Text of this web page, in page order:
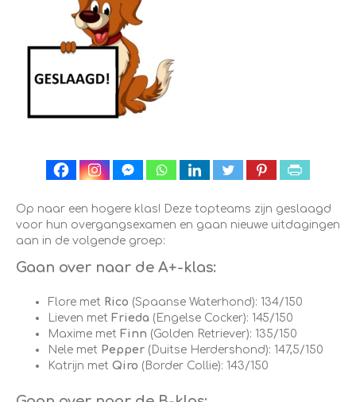
Op naar een hogere klas! Deze topteams zijn geslaagd
voor hun overgangsexamen en gaan nieuwe uitdagingen
aan in de volgende groep:
Gaan over naar de A+-klas:
Flore met Rico (Spaanse Waterhond): 134/150
Lieven met Frieda (Engelse Cocker): 145/150
Maxime met Finn (Golden Retriever): 135/150
Nele met Pepper (Duitse Herdershond): 147,5/150
Katrijn met Qiro (Border Collie): 143/150